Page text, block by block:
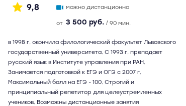
9,8
можно дистанционно
от 3 500 руб. / 90 мин.
в 1998 г. окончила филологический факультет Львовского
государственный университета. С 1993 г. преподает
русский язык в Институте управления при РАН.
Занимается подготовкой к ЕГЭ и ОГЭ с 2007 г.
Максимальный балл на ЕГЭ - 100. Строгий и
принципиальный репетитор для целеустремленных
учеников. Возможны дистанционные занятия